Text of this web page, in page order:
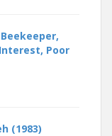
Poor
(1983)